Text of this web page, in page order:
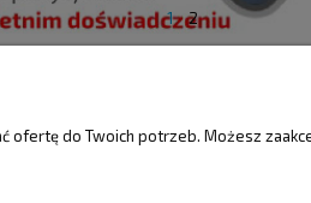
1 2
GWARANCJA I
do Twoich potrzeb. Możesz